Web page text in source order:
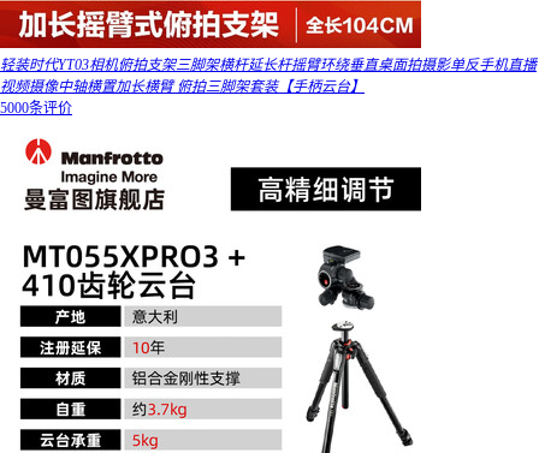
轻装时代YT03相机俯拍支架三脚架横杆延长杆摇臂环绕垂直桌面拍摄影单反手机直播
视频摄像中轴横置加长横臂 俯拍三脚架套装【手柄云台】
5000条评价